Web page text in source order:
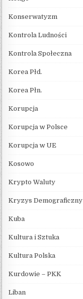
Konserwatyzm
Kontrola Ludności
Kontrola Społeczna
Korea Płd.
Korea Płn.
Korupcja
Korupcja w Polsce
Korupcja w UE
Kosowo
Krypto Waluty
Kryzys Demograficzny
Kuba
Kultura i Sztuka
Kultura Polska
Kurdowie – PKK
Liban